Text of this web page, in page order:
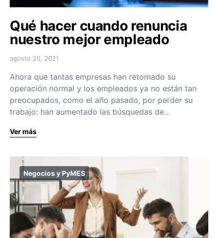
Qué hacer cuando renuncia
nuestro mejor empleado
agosto 20, 2021
Ahora que tantas empresas han retomado su
operación normal y los empleados ya no están tan
preocupados, como el año pasado, por perder su
trabajo: han aumentado las búsquedas de…
Ver más
Negocios y PyMES